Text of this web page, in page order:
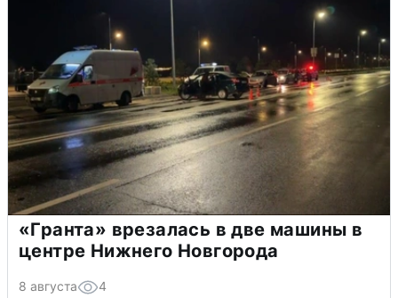
«Гранта» врезалась в две машины в
центре Нижнего Новгорода
8 августа 4